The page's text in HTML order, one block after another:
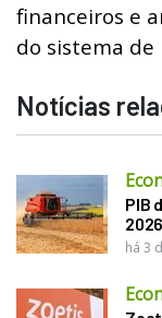
financeiros e
do sistema
Notícias
PIB
2026
há 3